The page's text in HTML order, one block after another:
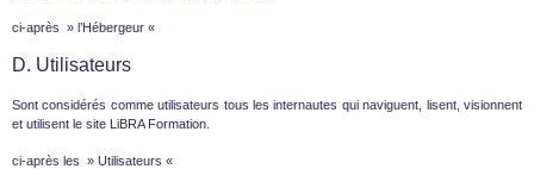
ci-après » l’Hébergeur «
D. Utilisateurs
Sont considérés comme utilisateurs tous les internautes qui naviguent, lisent, visionnent
et utilisent le site LiBRA Formation.
ci-après les » Utilisateurs «